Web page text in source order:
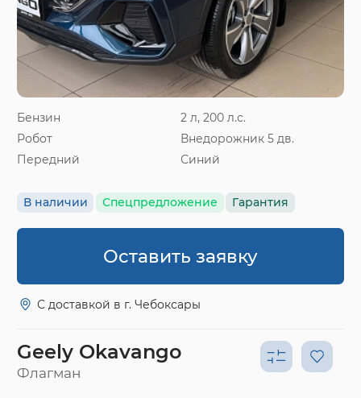
Бензин
2 л, 200 л.с.
Робот
Внедорожник 5 дв.
Передний
Синий
В наличии Спецпредложение Гарантия
Оставить заявку
С доставкой в г. Чебоксары
Geely Okavango
Флагман